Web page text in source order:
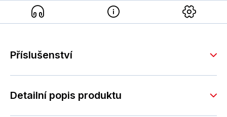
Příslušenství
Detailní popis produktu